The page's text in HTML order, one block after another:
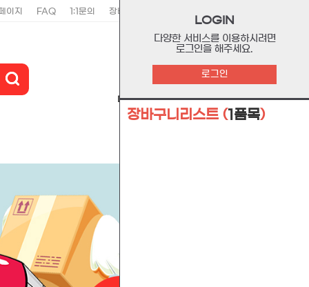
LOGIN
다양한 서비스를 이용하시려면
로그인을 해주세요.
로그인
장바구니리스트 (1품목)
이지 FAQ 1:1문의 장바구니
마이페이지
0
장바구니 고객센터